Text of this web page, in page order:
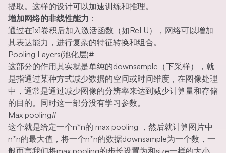
提取。这样的设计可以加速训练和推理。
增加网络的非线性能力 ：
通过在1x1卷积后加入激活函数（如ReLU），网络可以增加
其表达能力，进行复杂的特征转换和组合。
Pooling Layers(池化层)#
这部分的作用其实就是单纯的downsample（下采样），就
是指通过某种方式减少数据的空间或时间维度，在图像处理
中，通常是通过减少图像的分辨率来达到减少计算量和存储
的目的。同时这一部分没有学习参数。
Max pooling#
这个就是给定一个n*n的 max pooling ，然后就计算图片中
n*n的最大值，将一个n*n的数据downsample为一个数，一